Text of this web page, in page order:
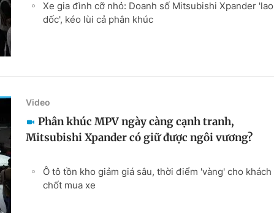
Xe gia đình cỡ nhỏ: Doanh số Mitsubishi Xpander 'lao
dốc', kéo lùi cả phân khúc
Video
Phân khúc MPV ngày càng cạnh tranh,
Mitsubishi Xpander có giữ được ngôi vương?
Ô tô tồn kho giảm giá sâu, thời điểm 'vàng' cho khách
chốt mua xe